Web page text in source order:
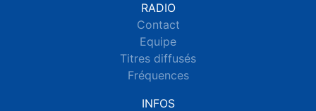
RADIO
Contact
Equipe
Titres diffusés
Fréquences
INFOS